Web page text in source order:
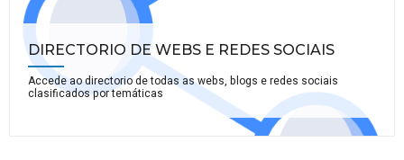
DIRECTORIO DE WEBS E REDES SOCIAIS
Accede ao directorio de todas as webs, blogs e redes sociais
clasificados por temáticas